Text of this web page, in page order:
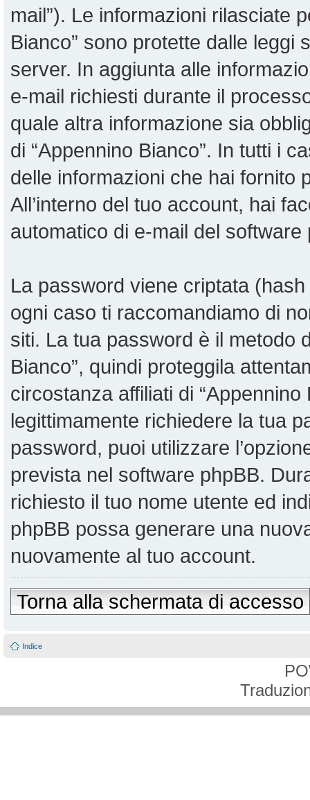
mail”). Le informazioni rilasciate
Bianco” sono protette dalle leggi
server. In aggiunta alle
e-mail richiesti durante il
quale altra informazione sia
di “Appennino Bianco”. In tutti i
delle informazioni che hai fornito
All’interno del tuo account, hai
automatico di e-mail del software
La password viene criptata
ogni caso ti raccomandiamo di
siti. La tua password è il metodo
Bianco”, quindi proteggila
circostanza affiliati di
legittimamente richiedere la tua
password, puoi utilizzare
prevista nel software phpBB.
richiesto il tuo nome utente ed
phpBB possa generare una
nuovamente al tuo account.
Torna alla schermata di accesso
Indice